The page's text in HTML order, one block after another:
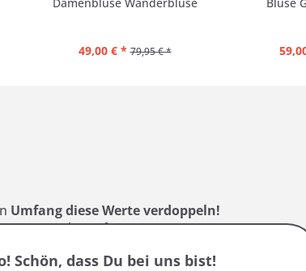
49,00 € * 79,95 € *
Umfang diese Werte verdoppeln!
48 cm als Umfang
Schön, dass Du bei uns bist!